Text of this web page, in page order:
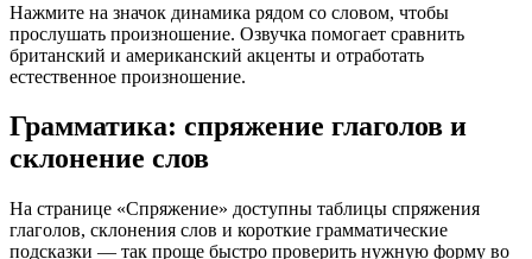
Нажмите на значок динамика рядом со словом, чтобы
прослушать произношение. Озвучка помогает сравнить
британский и американский акценты и отработать
естественное произношение.
Грамматика: спряжение глаголов и
склонение слов
На странице «Спряжение» доступны таблицы спряжения
глаголов, склонения слов и короткие грамматические
подсказки — так проще быстро проверить нужную форму во